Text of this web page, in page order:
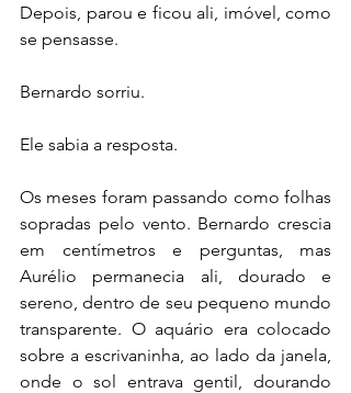
Depois, parou e ficou ali, imóvel, como
se pensasse.
Bernardo sorriu.
Ele sabia a resposta.
Os meses foram passando como folhas
sopradas pelo vento. Bernardo crescia
em centímetros e perguntas, mas
Aurélio permanecia ali, dourado e
sereno, dentro de seu pequeno mundo
transparente. O aquário era colocado
sobre a escrivaninha, ao lado da janela,
onde o sol entrava gentil, dourando